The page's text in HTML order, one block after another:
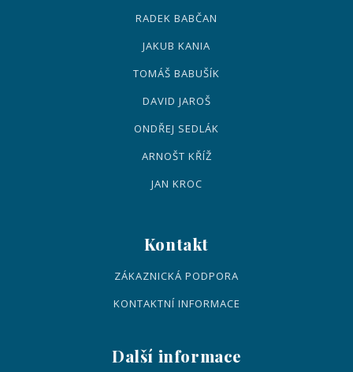
RADEK BABČAN
JAKUB KANIA
TOMÁŠ BABUŠÍK
DAVID JAROŠ
ONDŘEJ SEDLÁK
ARNOŠT KŘÍŽ
JAN KROC
Kontakt
ZÁKAZNICKÁ PODPORA
KONTAKTNÍ INFORMACE
Další informace